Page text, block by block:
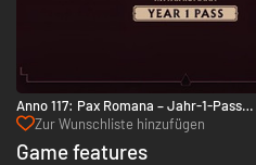
Anno 117: Pax Romana – Jahr-1-Pass -
Xbox Series X|S
Zur Wunschliste hinzufügen
Game features